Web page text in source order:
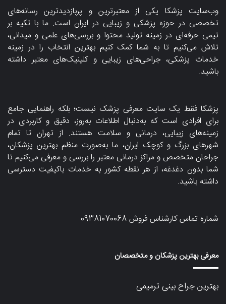
وب‌سایت پزشکا یکی از معتبرترین و پربازدیدترین رسانه‌های
تخصصی در حوزه پزشکی و زیبایی در ایران است. ما با تکیه بر
تیمی حرفه‌ای در زمینه تولید محتوا و بررسی‌های علمی و میدانی،
تلاش می‌کنیم تا به شما کمک کنیم بهترین انتخاب را در زمینه
خدمات پزشکی، جراحی‌های زیبایی و کلینیک‌های معتبر داشته
باشید.
پزشکا فقط یک سایت معرفی پزشک نیست؛ بلکه راهنمایی جامع
برای افرادی است که به‌دنبال اطلاعات به‌روز، دقیق و کاربردی در
زمینه‌های زیبایی، درمانی و سلامت هستند. از تهران تا تمام
شهرهای بزرگ و کوچک ایران، ما به‌صورت منظم بهترین پزشکان،
جراحان متخصص و مراکز درمانی معتبر را بررسی و معرفی می‌کنیم تا
شما بدون دغدغه، از هر نقطه کشور به خدمات باکیفیت دسترسی
داشته باشید.
شماره تماس کارشناس فروش09381070068
معرفی بهترین پزشکان و متخصصان
بهترین جراح بینی ترمیمی